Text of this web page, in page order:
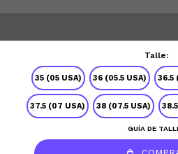
Talle:
35 (05 USA) 36 (05.5 USA) 36.5
37.5 (07 USA) 38 (07.5 USA)
GUÍA DE